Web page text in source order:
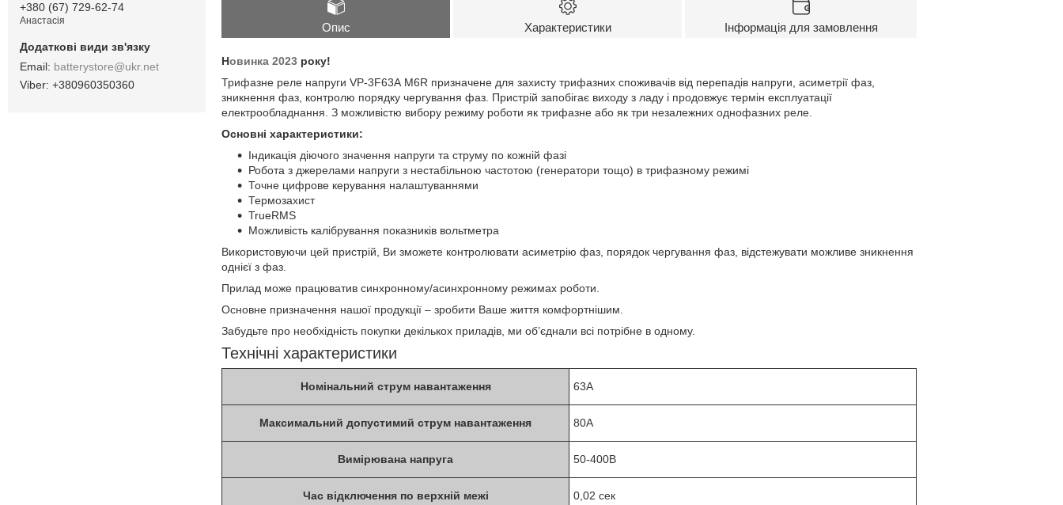
Опис Характеристики Інформація для замовлення
Новинка 2023 року!
Трифазне реле напруги VP-3F63А M6R призначене для захисту трифазних споживачів від перепадів напруги, асиметрії фаз,
зникнення фаз, контролю порядку чергування фаз. Пристрій запобігає виходу з ладу і продовжує термін експлуатації
електрообладнання. З можливістю вибору режиму роботи як трифазне або як три незалежних однофазних реле.
Основні характеристики:
Індикація діючого значення напруги та струму по кожній фазі
Робота з джерелами напруги з нестабільною частотою (генератори тощо) в трифазному режимі
Точне цифрове керування налаштуваннями
Термозахист
TrueRMS
Можливість калібрування показників вольтметра
Використовуючи цей пристрій, Ви зможете контролювати асиметрію фаз, порядок чергування фаз, відстежувати можливе зникнення
однієї з фаз.
Прилад може працюватив синхронному/асинхронному режимах роботи.
Основне призначення нашої продукції – зробити Ваше життя комфортнішим.
Забудьте про необхідність покупки декількох приладів, ми об’єднали всі потрібне в одному.
Технічні характеристики
Номінальний струм навантаження 63A
Максимальний допустимий струм навантаження 80A
Вимірювана напруга 50-400B
Час відключення по верхній межі 0,02 сек
+380 (67) 729-62-74
Анастасія
batterystore@ukr.net
+380960350360